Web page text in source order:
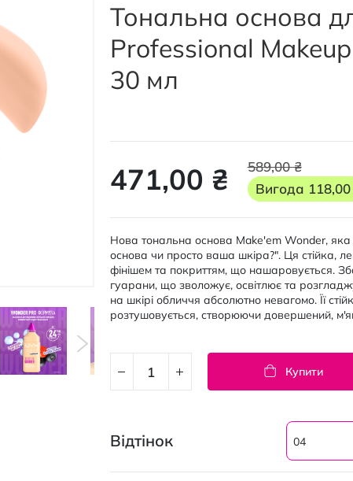
Тональна основа
Professional
30 мл
471,00 ₴
589,00 ₴
Вигода
Нова тональна основа Make'em Wonder, яка
основа чи просто ваша шкіра?". Ця стійка,
фінішем та покриттям, що нашаровується.
гуарани, що зволожує, освітлює та
на шкірі обличчя абсолютно невагомо. Її
розтушовується, створюючи довершений,
Відтінок 04
Купити